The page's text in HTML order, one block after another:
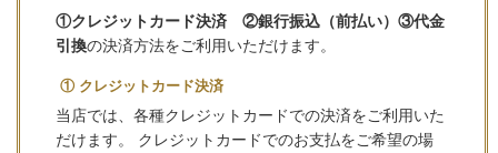
①クレジットカード決済 ②銀行振込（前払い）③代金
引換の決済方法をご利用いただけます。
① クレジットカード決済
当店では、各種クレジットカードでの決済をご利用いた
だけます。 クレジットカードでのお支払をご希望の場